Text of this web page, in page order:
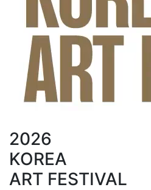
2026
KOREA
ART FESTIVAL